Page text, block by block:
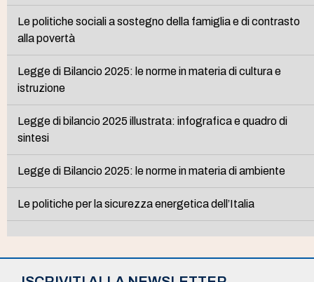
Le politiche sociali a sostegno della famiglia e di contrasto
alla povertà
Legge di Bilancio 2025: le norme in materia di cultura e
istruzione
Legge di bilancio 2025 illustrata: infografica e quadro di
sintesi
Legge di Bilancio 2025: le norme in materia di ambiente
Le politiche per la sicurezza energetica dell’Italia